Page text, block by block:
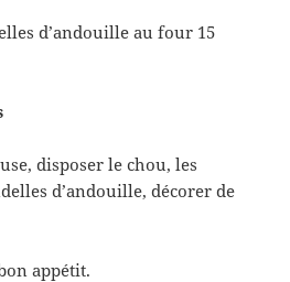
d’andouille au four 15
disposer le chou, les
d’andouille, décorer de
appétit.